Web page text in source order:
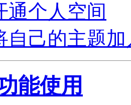
通个人空间
自己的主题
能使用